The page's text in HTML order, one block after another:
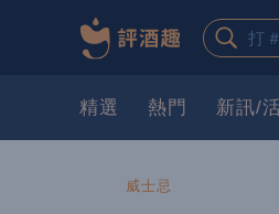
精選 熱門 新訊/
威士忌